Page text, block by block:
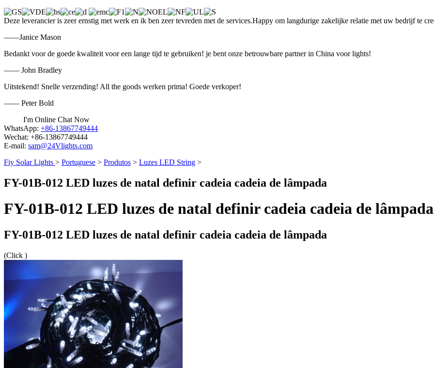
Deze leverancier is zeer ernstig met werk en ik ben zeer tevreden met de services.Happy om langdurige zakelijke relatie met uw bedrijf te
——Janice Mason
Bedankt voor de goede kwaliteit voor een lange tijd te gebruiken! je bent onze betrouwbare partner in China voor lights!
—— John Bradley
Uitstekend! Snelle verzending! All the goods werken prima! Goede verkoper!
—— Peter Bold
I'm Online Chat Now
WhatsApp: +86-13867749444
Wechat: +86-13867749444
E-mail: sam@24Vlights.com
Fiy Solar Lights > Portuguese > Produtos > Luzes LED String >
FY-01B-012 LED luzes de natal definir cadeia cadeia de lâmpada
FY-01B-012 LED luzes de natal definir cadeia cadeia de lâmpada
FY-01B-012 LED luzes de natal definir cadeia cadeia de lâmpada
(Click )